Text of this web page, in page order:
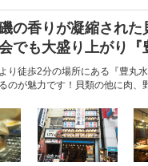
磯の香りが凝縮され
でも大盛り上がり『
り徒歩2分の場所にある『豊丸
のが魅力です！貝類の他に肉、